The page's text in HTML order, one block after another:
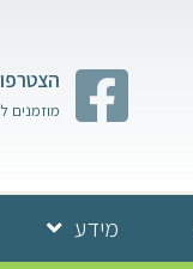
הצטרפו
מוזמנים
מידע